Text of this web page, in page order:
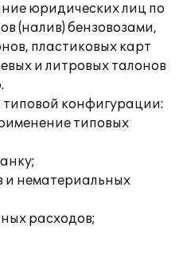
юридических лиц по
(налив) бензовозами,
пластиковых карт
и литровых талонов
конфигурации:
типовых
и нематериальных
расходов;